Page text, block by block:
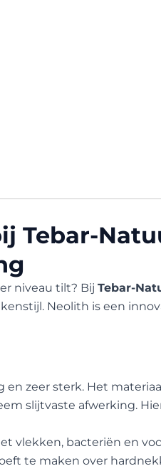
Tebar-
niveau tilt? Bij Tebar-
Neolith is een
zeer sterk. Het
slijtvaste afwerking.
vlekken, bacteriën en
te maken over